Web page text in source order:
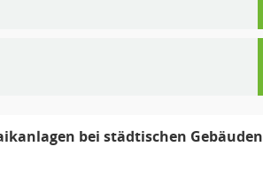
bei städtischen Gebäuden